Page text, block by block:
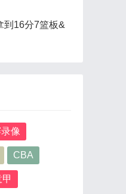
到16分7篮板&
像
CBA